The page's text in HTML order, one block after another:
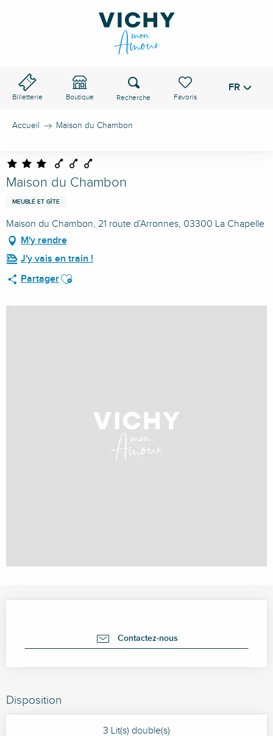
Billetterie Boutique
Voir les favoris
Recherche FR
Accueil Maison du Chambon
Maison du Chambon
MEUBLÉ ET GÎTE
Maison du Chambon, 21 route d’Arronnes, 03300 La Chapelle
M'y rendre
J'y vais en train !
PartagerAjouter aux favoris
Contactez-nous
Disposition
3 Lit(s) double(s)